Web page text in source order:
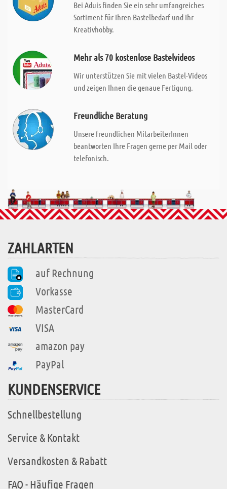
Bei Aduis finden Sie ein sehr umfangreiches
Sortiment für Ihren Bastelbedarf und Ihr
Kreativhobby.
Mehr als 70 kostenlose Bastelvideos
Wir unterstützen Sie mit vielen Bastel-Videos
und zeigen Ihnen die genaue Fertigung.
Freundliche Beratung
Unsere freundlichen MitarbeiterInnen
beantworten Ihre Fragen gerne per Mail oder
telefonisch.
ZAHLARTEN
auf Rechnung
Vorkasse
MasterCard
VISA
amazon pay
PayPal
KUNDENSERVICE
Schnellbestellung
Service & Kontakt
Versandkosten & Rabatt
FAQ - Häufige Fragen